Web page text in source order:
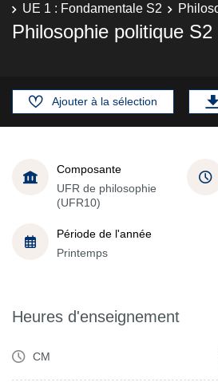
UE 1 : Fondamentale S2
Philosophie politique S2
Ajouter à la sélection
Composante
UFR de philosophie
(UFR10)
Période de l'année
Printemps
Heures d'enseignement
CM